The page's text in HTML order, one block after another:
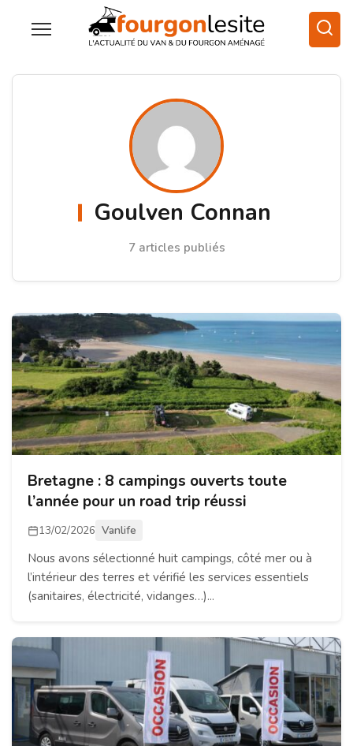
Goulven Connan
7 articles publiés
Bretagne : 8 campings ouverts toute
l’année pour un road trip réussi
13/02/2026 Vanlife
Nous avons sélectionné huit campings, côté mer ou à
l’intérieur des terres et vérifié les services essentiels
(sanitaires, électricité, vidanges…)...